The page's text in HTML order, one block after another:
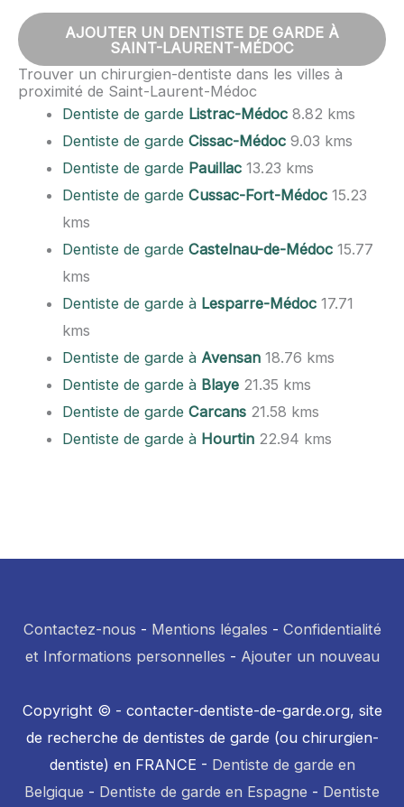
AJOUTER UN DENTISTE DE GARDE À
SAINT-LAURENT-MÉDOC
Trouver un chirurgien-dentiste dans les villes à
proximité de Saint-Laurent-Médoc
Dentiste de garde Listrac-Médoc 8.82 kms
Dentiste de gardeCissac-Médoc 9.03 kms
Dentiste de garde Pauillac 13.23 kms
Dentiste de gardeCussac-Fort-Médoc 15.23
kms
Dentiste de gardeCastelnau-de-Médoc 15.77
kms
Dentiste de garde à Lesparre-Médoc 17.71
kms
Dentiste de garde àAvensan 18.76 kms
Dentiste de garde à Blaye 21.35 kms
Dentiste de gardeCarcans 21.58 kms
Dentiste de garde à Hourtin 22.94 kms
Contactez-nous - Mentions légales - Confidentialité
et Informations personnelles - Ajouter un nouveau
Copyright © - contacter-dentiste-de-garde.org, site
de recherche de dentistes de garde (ou chirurgien-
dentiste) en FRANCE - Dentiste de garde en
Belgique - Dentiste de garde en Espagne - Dentiste